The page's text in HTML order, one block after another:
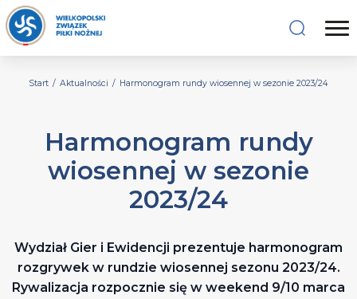
Start / Aktualności / Harmonogram rundy wiosennej w sezonie 2023/24
Harmonogram rundy
wiosennej w sezonie
2023/24
Wydział Gier i Ewidencji prezentuje harmonogram
rozgrywek w rundzie wiosennej sezonu 2023/24.
Rywalizacja rozpocznie się w weekend 9/10 marca